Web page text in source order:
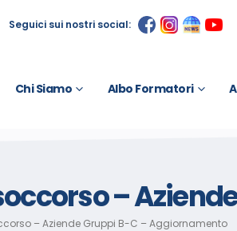
Seguici sui nostri social:
Chi Siamo Albo Formatori
–
– Aziende Gruppi B-C – Aggiornamento